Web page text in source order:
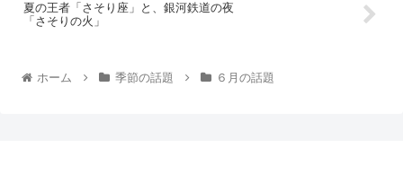
夏の王者「さそり座」と、銀河鉄道の夜
「さそりの火」
ホーム 季節の話題 ６月の話題